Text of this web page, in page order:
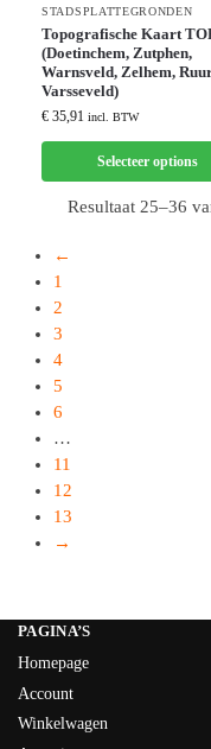
STADSPLATTEGRONDEN
Topografische Kaart
(Doetinchem, Zutphen,
Warnsveld, Zelhem,
Varsseveld)
€ 35,91 incl. BTW
Selecteer options
Resultaat 25–36
←
1
2
3
4
5
6
…
11
12
13
→
PAGINA’S
Homepage
Account
Winkelwagen